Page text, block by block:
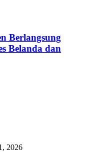
Berlangsung
Belanda dan
2026